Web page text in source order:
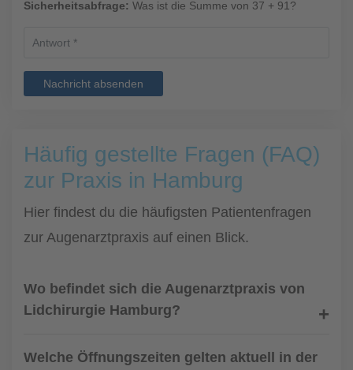
Sicherheitsabfrage: Was ist die Summe von 37 + 91?
Nachricht absenden
Häufig gestellte Fragen (FAQ)
zur Praxis in Hamburg
Hier findest du die häufigsten Patientenfragen
zur Augenarztpraxis auf einen Blick.
Wo befindet sich die Augenarztpraxis von
Lidchirurgie Hamburg?
Welche Öffnungszeiten gelten aktuell in der